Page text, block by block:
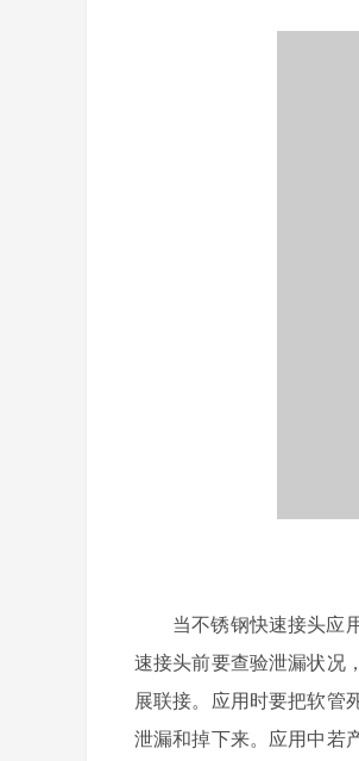
当不锈钢快速接头应
速接头前要查验泄漏状况
展联接。应用时要把软管
泄漏和掉下来。应用中若